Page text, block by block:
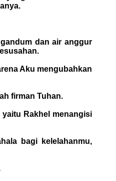
dan air anggur
Aku mengubahkan
firman Tuhan.
Rakhel menangisi
bagi kelelahanmu,